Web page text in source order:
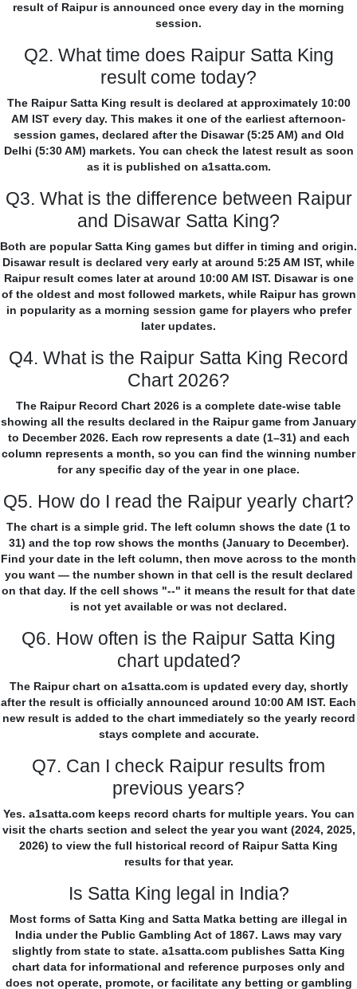
result of Raipur is announced once every day in the morning
session.
Q2. What time does Raipur Satta King
result come today?
The Raipur Satta King result is declared at approximately 10:00
AM IST every day. This makes it one of the earliest afternoon-
session games, declared after the Disawar (5:25 AM) and Old
Delhi (5:30 AM) markets. You can check the latest result as soon
as it is published on a1satta.com.
Q3. What is the difference between Raipur
and Disawar Satta King?
Both are popular Satta King games but differ in timing and origin.
Disawar result is declared very early at around 5:25 AM IST, while
Raipur result comes later at around 10:00 AM IST. Disawar is one
of the oldest and most followed markets, while Raipur has grown
in popularity as a morning session game for players who prefer
later updates.
Q4. What is the Raipur Satta King Record
Chart 2026?
The Raipur Record Chart 2026 is a complete date-wise table
showing all the results declared in the Raipur game from January
to December 2026. Each row represents a date (1–31) and each
column represents a month, so you can find the winning number
for any specific day of the year in one place.
Q5. How do I read the Raipur yearly chart?
The chart is a simple grid. The left column shows the date (1 to
31) and the top row shows the months (January to December).
Find your date in the left column, then move across to the month
you want — the number shown in that cell is the result declared
on that day. If the cell shows "--" it means the result for that date
is not yet available or was not declared.
Q6. How often is the Raipur Satta King
chart updated?
The Raipur chart on a1satta.com is updated every day, shortly
after the result is officially announced around 10:00 AM IST. Each
new result is added to the chart immediately so the yearly record
stays complete and accurate.
Q7. Can I check Raipur results from
previous years?
Yes. a1satta.com keeps record charts for multiple years. You can
visit the charts section and select the year you want (2024, 2025,
2026) to view the full historical record of Raipur Satta King
results for that year.
Is Satta King legal in India?
Most forms of Satta King and Satta Matka betting are illegal in
India under the Public Gambling Act of 1867. Laws may vary
slightly from state to state. a1satta.com publishes Satta King
chart data for informational and reference purposes only and
does not operate, promote, or facilitate any betting or gambling